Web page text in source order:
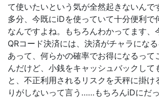
て使いたいという気が全然起きないん
多分、今既にiDを使っていて十分便利で
なんですよね。もちろんわかってます、
QRコード決済には、決済がチャラにな
あって、何らかの確率でお得になるって
んだけど、小銭をキャッシュバックして
と、不正利用されるリスクを天秤に掛け
りがしないって言う……もちろんiDにだ